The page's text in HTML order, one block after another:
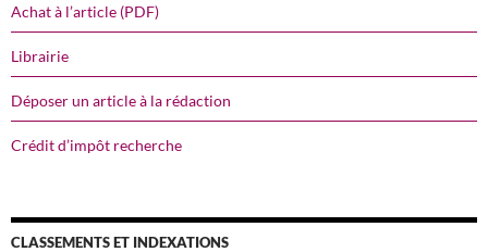
Achat à l’article (PDF)
Librairie
Déposer un article à la rédaction
Crédit d’impôt recherche
CLASSEMENTS ET INDEXATIONS